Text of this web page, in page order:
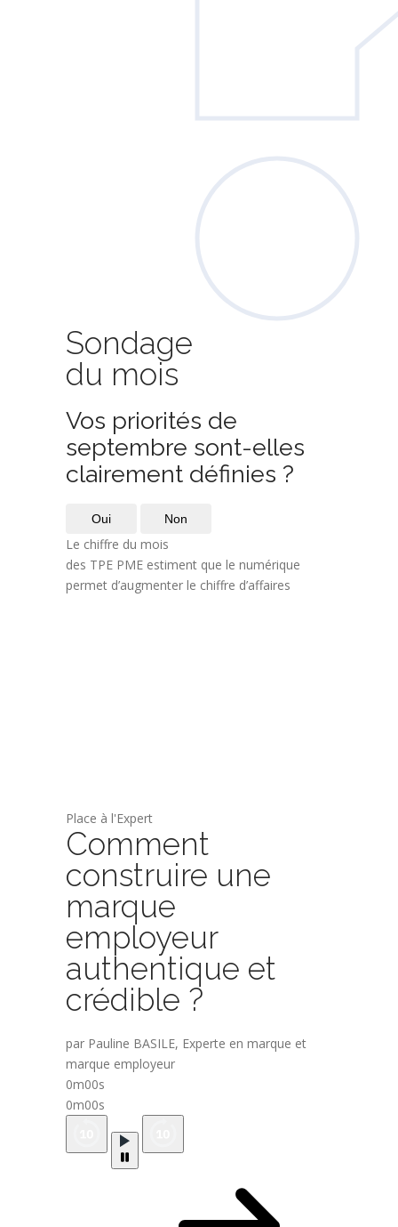
Sondage
du mois
Vos priorités de
septembre sont-elles
clairement définies ?
Oui Non
Le chiffre du mois
des TPE PME estiment que le numérique
permet d’augmenter le chiffre d’affaires
Place à l'Expert
Comment
construire une
marque
employeur
authentique et
crédible ?
par Pauline BASILE, Experte en marque et
marque employeur
0m00s
0m00s